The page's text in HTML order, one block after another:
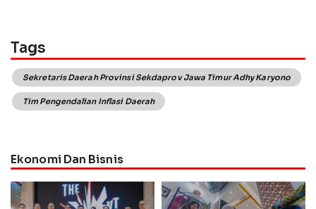
Tags
Sekretaris Daerah Provinsi Sekdaprov Jawa Timur Adhy Karyono
Tim Pengendalian Inflasi Daerah
Ekonomi Dan Bisnis